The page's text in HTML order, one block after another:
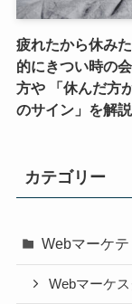
疲れたから休み
的にきつい時の
方や 「休んだ方
のサイン」を解説
カテゴリー
Webマーケ
Webマーケ